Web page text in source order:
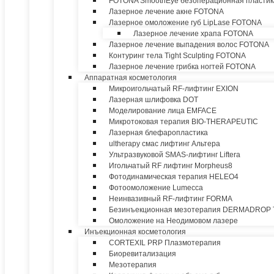
Лазерное лечение акне FOTONA
Лазерное омоложение губ LipLase FOTONA
Лазерное лечение храпа FOTONA
Лазерное лечение выпадения волос FOTONA
Контуринг тела Tight Sculpting FOTONA
Лазерное лечение грибка ногтей FOTONA
Аппаратная косметология
Микроигольчатый RF-лифтинг EXION
Лазерная шлифовка DOT
Моделирование лица EMFACE
Микротоковая терапия BIO-THERAPEUTIC
Лазерная блефаропластика
ultherapy смас лифтинг Альтера
Ультразвуковой SMAS-лифтинг Liftera
Игольчатый RF лифтинг Morpheus8
Фотодинамическая терапия HELEO4
Фотоомоложение Lumecca
Неинвазивный RF-лифтинг FORMA
Безинъекционная мезотерапия
Омоложение на Неодимовом лазере
Инъекционная косметология
CORTEXIL PRP Плазмотерапия
Биоревитализация
Мезотерапия